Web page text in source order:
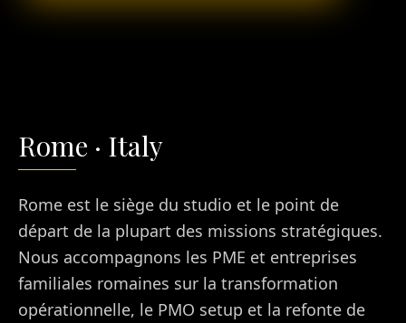
Rome · Italy
Rome est le siège du studio et le point de
départ de la plupart des missions stratégiques.
Nous accompagnons les PME et entreprises
familiales romaines sur la transformation
opérationnelle, le PMO setup et la refonte de